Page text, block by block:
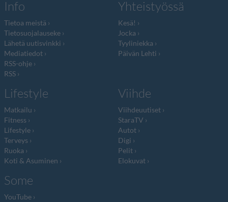
Info
Tietoa meistä
Tietosuojalauseke
Lähetä uutisvinkki
Mediatiedot
RSS-ohje
RSS
Yhteistyössä
Kesä!
Jocka
Tyyliniekka
Päivän Lehti
Lifestyle
Matkailu
Fitness
Lifestyle
Terveys
Ruoka
Koti & Asuminen
Viihde
Viihdeuutiset
StaraTV
Autot
Digi
Pelit
Elokuvat
Some
YouTube